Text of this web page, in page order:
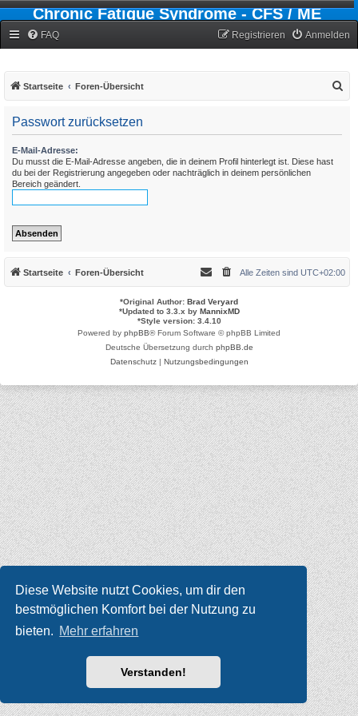
Diese Website nutzt Cookies, um dir den
bestmöglichen Komfort bei der Nutzung zu
bieten. Mehr erfahren
Verstanden!
Chronic Fatigue Syndrome - CFS / ME
FAQ Anmelden
Registrieren
Startseite Foren-Übersicht
Passwort zurücksetzen
E-Mail-Adresse:
Du musst die E-Mail-Adresse angeben, die in deinem Profil hinterlegt ist. Diese hast
du bei der Registrierung angegeben oder nachträglich in deinem persönlichen
Bereich geändert.
Startseite Foren-Übersicht Alle Zeiten sind UTC+02:00
*Original Author: Brad Veryard
*Updated to 3.3.x by MannixMD
*Style version: 3.4.10
Powered by phpBB® Forum Software © phpBB Limited
Deutsche Übersetzung durch phpBB.de
Datenschutz| Nutzungsbedingungen